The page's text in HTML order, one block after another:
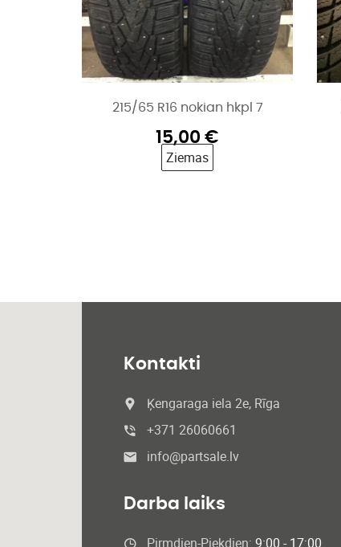
215/65 R16 nokian hkpl 7
15,00 €
Ziemas
Kontakti
Ķengaraga iela 2e, Rīga
+371 26060661
info@partsale.lv
Darba laiks
Pirmdien-Piekdien: 9:00 - 17:00